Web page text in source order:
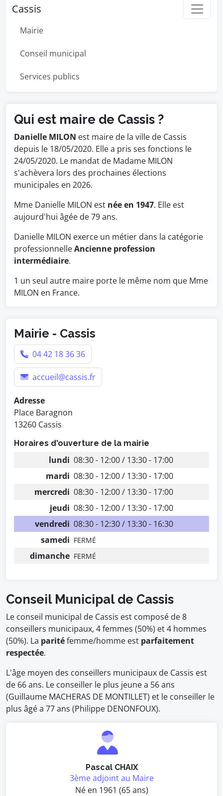
Cassis
Mairie
Conseil municipal
Services publics
Qui est maire de Cassis ?
Danielle MILON est maire de la ville de Cassis
depuis le 18/05/2020. Elle a pris ses fonctions le
24/05/2020. Le mandat de Madame MILON
s'achèvera lors des prochaines élections
municipales en 2026.
Mme Danielle MILON est née en 1947. Elle est
aujourd'hui âgée de 79 ans.
Danielle MILON exerce un métier dans la catégorie
professionnelleAncienne profession
intermédiaire.
1 un seul autre maire porte le même nom que Mme
MILON en France.
Mairie - Cassis
04 42 18 36 36
accueil@cassis.fr
Adresse
Place Baragnon
13260 Cassis
Horaires d'ouverture de la mairie
lundi 08:30 - 12:00 / 13:30 - 17:00
mardi 08:30 - 12:00 / 13:30 - 17:00
mercredi 08:30 - 12:00 / 13:30 - 17:00
jeudi 08:30 - 12:00 / 13:30 - 17:00
vendredi 08:30 - 12:30 / 13:30 - 16:30
samedi FERMÉ
dimanche FERMÉ
Conseil Municipal de Cassis
Le conseil municipal de Cassis est composé de 8
conseillers municipaux, 4 femmes (50%) et 4 hommes
(50%). La paritéfemme/homme est parfaitement
respectée.
L'âge moyen des conseillers municipaux de Cassis est
de 66 ans. Le conseiller le plus jeune a 56 ans
(Guillaume MACHERAS DE MONTILLET) et le conseiller le
plus âgé a 77 ans (Philippe DENONFOUX).
Pascal CHAIX
3ème adjoint au Maire
Né en 1961 (65 ans)